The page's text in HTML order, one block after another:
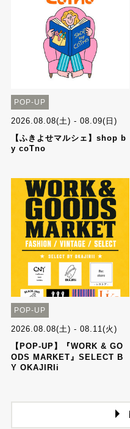
POP-UP
2026.08.08(土) - 08.09(日)
【ふきよせマルシェ】shop b
y coTno
POP-UP
2026.08.08(土) - 08.11(火)
【POP-UP】『WORK & GO
ODS MARKET』SELECT B
Y OKAJIRIi